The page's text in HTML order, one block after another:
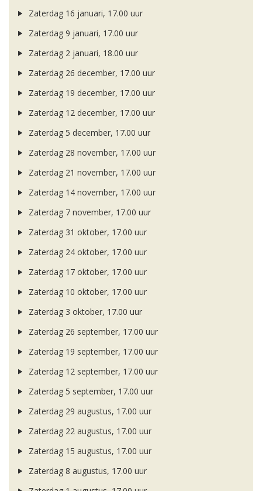
Zaterdag 16 januari, 17.00 uur
Zaterdag 9 januari, 17.00 uur
Zaterdag 2 januari, 18.00 uur
Zaterdag 26 december, 17.00 uur
Zaterdag 19 december, 17.00 uur
Zaterdag 12 december, 17.00 uur
Zaterdag 5 december, 17.00 uur
Zaterdag 28 november, 17.00 uur
Zaterdag 21 november, 17.00 uur
Zaterdag 14 november, 17.00 uur
Zaterdag 7 november, 17.00 uur
Zaterdag 31 oktober, 17.00 uur
Zaterdag 24 oktober, 17.00 uur
Zaterdag 17 oktober, 17.00 uur
Zaterdag 10 oktober, 17.00 uur
Zaterdag 3 oktober, 17.00 uur
Zaterdag 26 september, 17.00 uur
Zaterdag 19 september, 17.00 uur
Zaterdag 12 september, 17.00 uur
Zaterdag 5 september, 17.00 uur
Zaterdag 29 augustus, 17.00 uur
Zaterdag 22 augustus, 17.00 uur
Zaterdag 15 augustus, 17.00 uur
Zaterdag 8 augustus, 17.00 uur